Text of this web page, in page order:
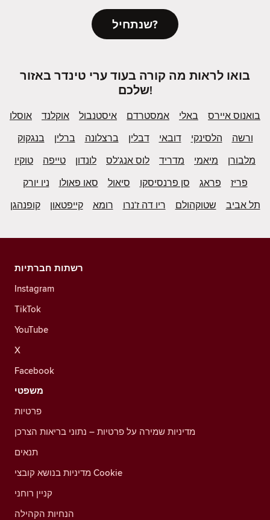
שנתחיל?
בואו לראות מה קורה בעוד ערי טינדר באזור
שלכם!
אוסלו אוקלנד איסטנבול אמסטרדם באלי
בואנוס איירס
בנגקוק
ברלין ברצלונה דבלין דובאי הלסינקי
ורשה
טוקיו
טייפה לונדון לוס אנג'לס מדריד מיאמי
מלבורן
ניו יורק
סאו פאולו סיאול סן פרנסיסקו פראג
פריז
קופנהגן
קייפטאון רומא ריו דה ז'נרו שטוקהולם תל אביב
רשתות חברתיות
Instagram
TikTok
YouTube
X
Facebook
משפטי
פרטיות
מדיניות שמירה על פרטיות – נתוני בריאות הצרכן
תנאים
מדיניות בנושא קובצי Cookie
קניין רוחני
הנחיות הקהילה